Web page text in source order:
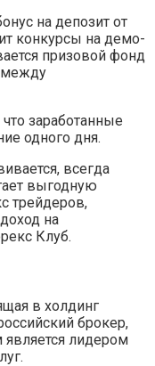
на депозит от
конкурсы на демо-
призовой фонд
между
заработанные
одного дня.
всегда
выгодную
трейдеров,
на
Клуб.
в холдинг
брокер,
лидером